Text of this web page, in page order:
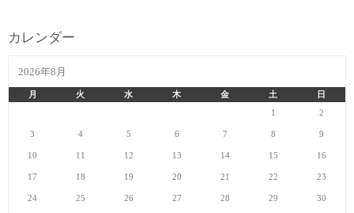
カレンダー
2026年8月
月 火 水 木 金 土
日
1
2
3 4 5 6 7 8 9
10 11 12 13 14 15 16
17 18 19 20 21 22 23
24 25 26 27 28 29 30